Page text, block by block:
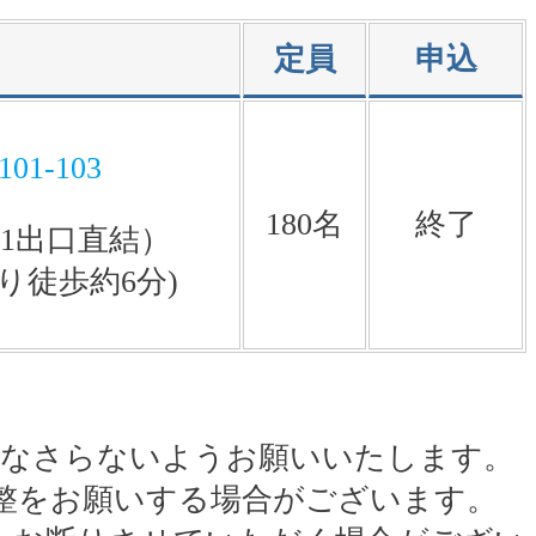
定員 申込
103
口直結）
徒歩約6分)
180名 終了
さらないようお願いいたします。
お願いする場合がございます。